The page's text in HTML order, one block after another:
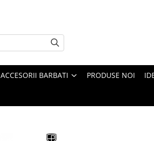
ACCESORII BARBATI PRODUSE NOI